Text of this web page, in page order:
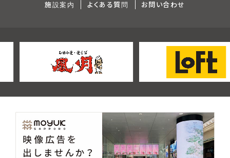
施設案内 よくある質問 お問い合わせ